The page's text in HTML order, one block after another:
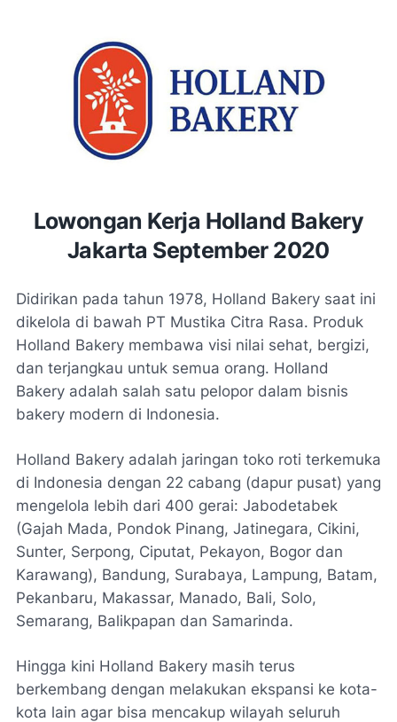
Lowongan Kerja Holland Bakery
Jakarta September 2020
Didirikan pada tahun 1978, Holland Bakery saat ini
dikelola di bawah PT Mustika Citra Rasa. Produk
Holland Bakery membawa visi nilai sehat, bergizi,
dan terjangkau untuk semua orang. Holland
Bakery adalah salah satu pelopor dalam bisnis
bakery modern di Indonesia.
Holland Bakery adalah jaringan toko roti terkemuka
di Indonesia dengan 22 cabang (dapur pusat) yang
mengelola lebih dari 400 gerai: Jabodetabek
(Gajah Mada, Pondok Pinang, Jatinegara, Cikini,
Sunter, Serpong, Ciputat, Pekayon, Bogor dan
Karawang), Bandung, Surabaya, Lampung, Batam,
Pekanbaru, Makassar, Manado, Bali, Solo,
Semarang, Balikpapan dan Samarinda.
Hingga kini Holland Bakery masih terus
berkembang dengan melakukan ekspansi ke kota-
kota lain agar bisa mencakup wilayah seluruh